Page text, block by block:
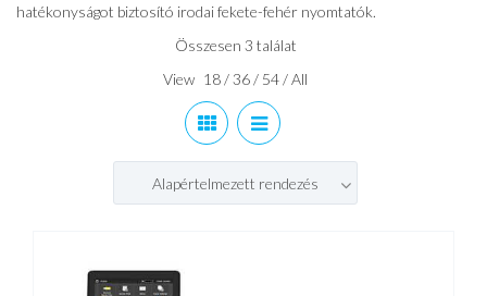
hatékonyságot biztosító irodai fekete-fehér nyomtatók.
Összesen 3 találat
View 18/36/ 54/All
Alapértelmezett rendezés